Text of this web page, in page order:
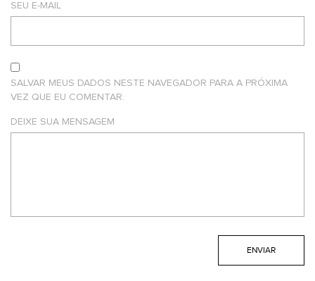
SEU E-MAIL
SALVAR MEUS DADOS NESTE NAVEGADOR PARA A PRÓXIMA
VEZ QUE EU COMENTAR.
DEIXE SUA MENSAGEM